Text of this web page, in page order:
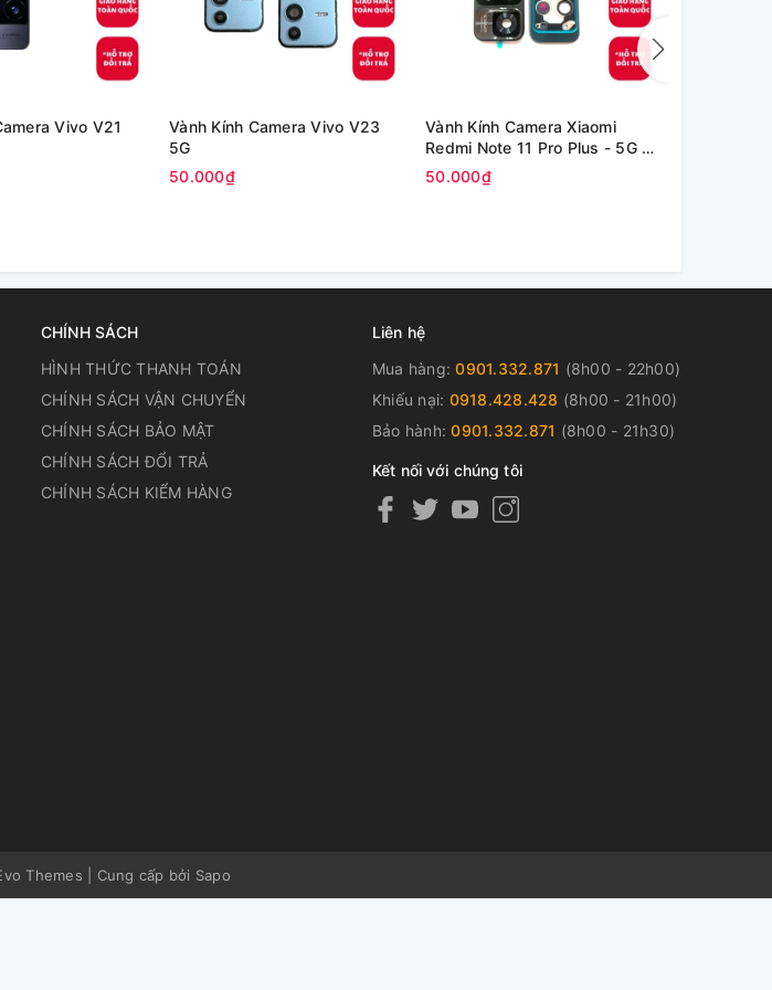
Vivo V21
Vành Kính Camera Vivo V23
5G
50.000₫
Vành Kính Camera Xiaomi
Redmi Note 11 Pro Plus - 5G /
Redmi Note 11 Pro+ 5G
50.000₫
CHÍNH SÁCH
HÌNH THỨC THANH TOÁN
CHÍNH SÁCH VẬN CHUYỂN
CHÍNH SÁCH BẢO MẬT
CHÍNH SÁCH ĐỔI TRẢ
CHÍNH SÁCH KIỂM HÀNG
Liên hệ
Mua hàng:0901.332.871 (8h00 - 22h00)
Khiếu nại: 0918.428.428 (8h00 - 21h00)
Bảo hành:0901.332.871 (8h00 - 21h30)
Kết nối với chúng tôi
Themes Cung cấp bởi Sapo